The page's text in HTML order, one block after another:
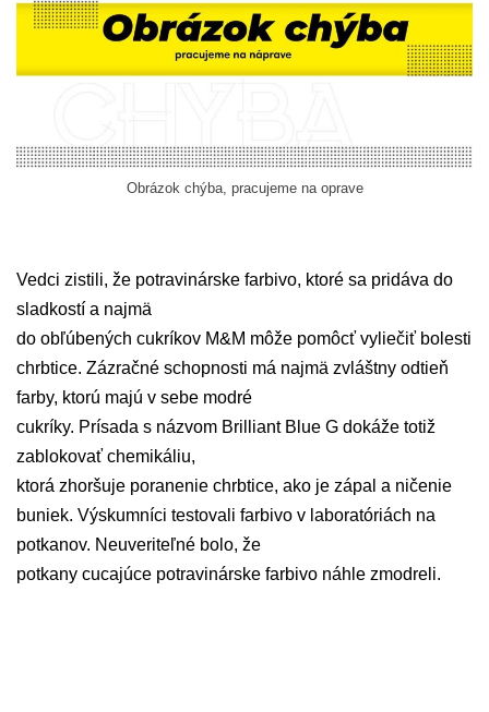
Obrázok chýba, pracujeme na oprave
Vedci zistili, že potravinárske farbivo, ktoré sa pridáva do
sladkostí a najmä
do obľúbených cukríkov M&M môže pomôcť vyliečiť bolesti
chrbtice. Zázračné schopnosti má najmä zvláštny odtieň
farby, ktorú majú v sebe modré
cukríky. Prísada s názvom Brilliant Blue G dokáže totiž
zablokovať chemikáliu,
ktorá zhoršuje poranenie chrbtice, ako je zápal a ničenie
buniek. Výskumníci testovali farbivo v laboratóriách na
potkanov. Neuveriteľné bolo, že
potkany cucajúce potravinárske farbivo náhle zmodreli.